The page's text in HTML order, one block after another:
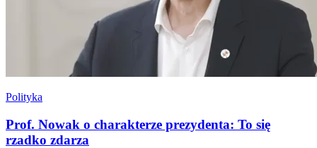
Polityka
Prof. Nowak o charakterze prezydenta: To się
rzadko zdarza